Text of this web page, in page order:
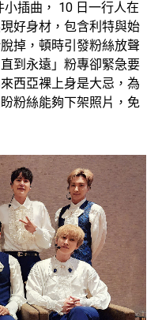
插曲， 10 日一行人在
好身材，包含利特與始
掉，頓時引發粉絲放聲
到永遠」粉專卻緊急要
西亞裸上身是大忌，為
粉絲能夠下架照片，免